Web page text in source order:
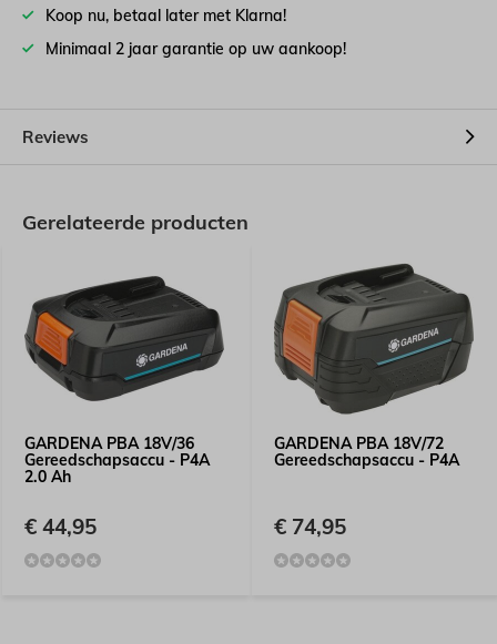
Koop nu, betaal later met Klarna!
Minimaal 2 jaar garantie op uw aankoop!
Reviews
Gerelateerde producten
GARDENA PBA 18V/36
Gereedschapsaccu - P4A
2.0 Ah
€ 44,95
GARDENA PBA 18V/72
Gereedschapsaccu - P4A
€ 74,95